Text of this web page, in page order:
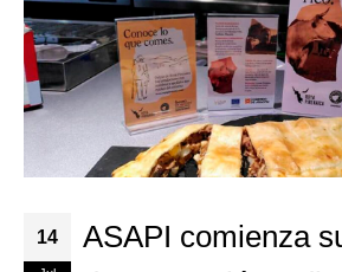
14
ASAPI comienza